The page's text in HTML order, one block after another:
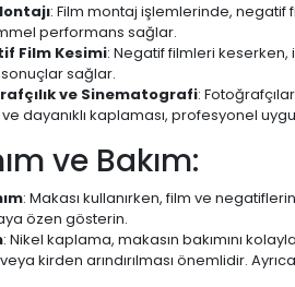
: Film montaj işlemlerinde, negatif
performans sağlar.
Film Kesimi: Negatif filmleri
sağlar.
ve Sinematografi:
ve dayanıklı kaplaması, profesyonel
ve Bakım:
: Makası kullanırken, film ve
özen gösterin.
: Nikel kaplama, makasın bakımını
kirden arındırılması önemlidir.